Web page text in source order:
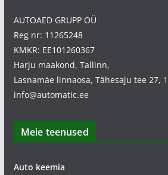
AUTOAED GRUPP OÜ
Reg nr: 11265248
KMKR: EE101260367
Harju maakond, Tallinn,
Lasnamäe linnaosa, Tähesaju tee 27,
info@automatic.ee
Meie teenused
Auto keemia